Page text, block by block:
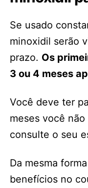
Se usado
minoxidil serão
prazo. Os
3 ou 4 meses
Você deve ter
meses você
consulte o seu
Da mesma
benefícios no